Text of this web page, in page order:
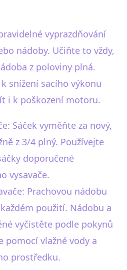
vyprazdňování
nádoby. Učiňte to vždy,
z poloviny plná.
snížení sacího výkonu
i k poškození motoru.
Sáček vyměňte za nový,
z 3/4 plný. Používejte
doporučené
vysavače.
Prachovou nádobu
použití. Nádobu a
vyčistěte podle pokynů
pomocí vlažné vody a
prostředku.